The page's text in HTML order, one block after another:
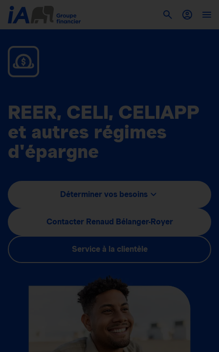
REER, CELI, CELIAPP
et autres régimes
d'épargne
Déterminer vos besoins
Contacter Renaud Bélanger-Royer
Service à la clientèle